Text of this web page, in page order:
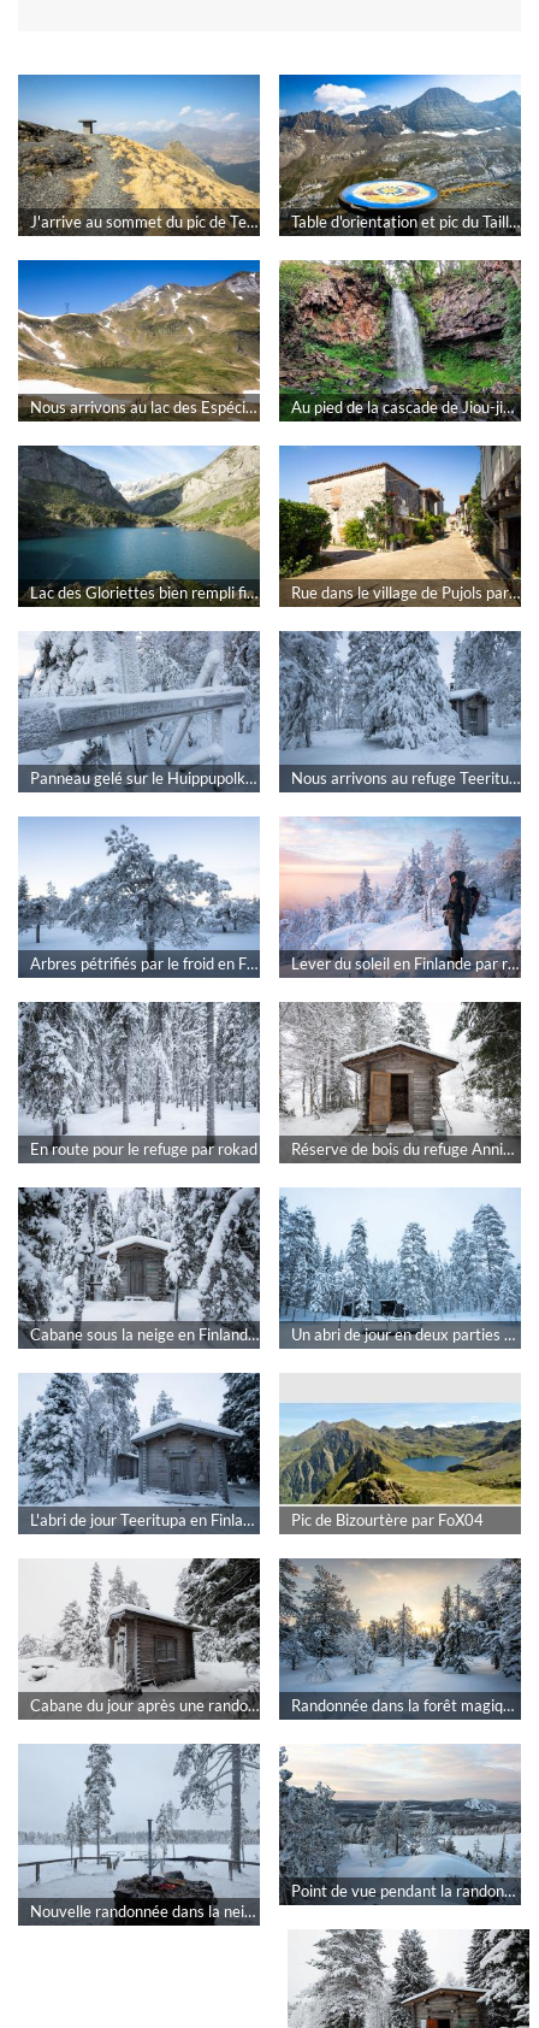
J'arrive au sommet du pic de Tentes dans les Hautes-Pyrénées par rokad Table d'orientation et pic du Taillon depuis le pic de Tentes par rokad
Nous arrivons au lac des Espécières par rokad Au pied de la cascade de Jiou-jiou par rokad
Lac des Gloriettes bien rempli fin mai 2026 par rokad Rue dans le village de Pujols par rokad
Panneau gelé sur le Huippupolku Trail dans le Parc national de Syöte par rokad Nous arrivons au refuge Teeritupa par rokad
Arbres pétrifiés par le froid en Finlande par rokad Lever du soleil en Finlande par rokad
En route pour le refuge par rokad Réserve de bois du refuge Annintupa par rokad
Cabane sous la neige en Finlande par rokad Un abri de jour en deux parties en Finlande par rokad
L'abri de jour Teeritupa en Finlande par rokad Pic de Bizourtère par FoX04
Cabane du jour après une randonnée dans la neige fraichement tombée par rokad Randonnée dans la forêt magique de Pikku Syöte par rokad
Nouvelle randonnée dans la neige en Finlande vers un abri avec feu par rokad
Point de vue pendant la randonnée de Pikku-Syötteen luontopolku en Finlande par rokad